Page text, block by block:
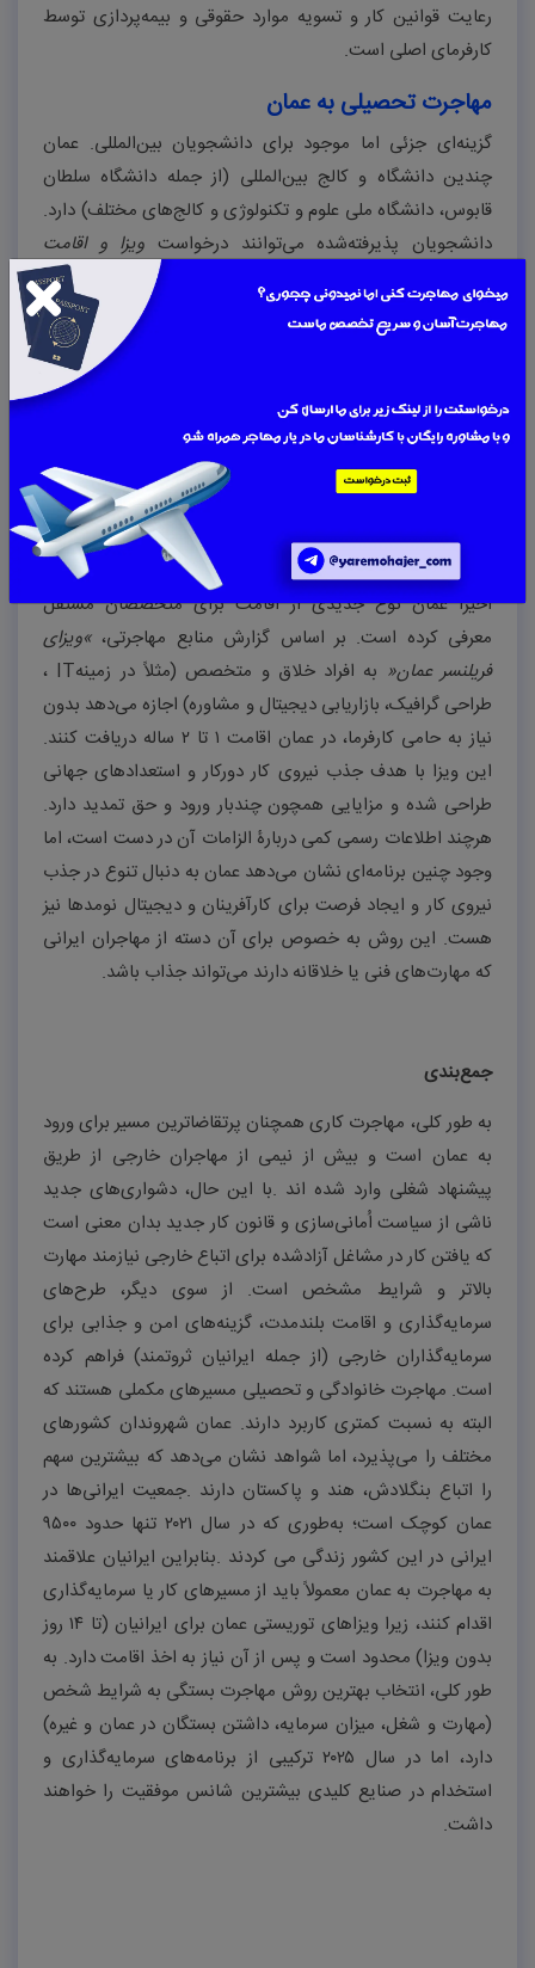
رعایت قوانین کار و تسویه موارد حقوقی و بیمه‌پردازی توسط
کارفرمای اصلی است.
مهاجرت تحصیلی به عمان
گزینه‌ای جزئی اما موجود برای دانشجویان بین‌المللی. عمان
چندین دانشگاه و کالج بین‌المللی (از جمله دانشگاه سلطان
قابوس، دانشگاه ملی علوم و تکنولوژی و کالج‌های مختلف) دارد.
دانشجویان پذیرفته‌شده می‌توانند درخواست ویزا و اقامت
دهند. به گفته دانشگاه ملی عمان، ویزای دانشجویی
معمولاً به مدت دو سال صادر می‌شود و هر دو سال قابل تمدید تا
زمان فارغ‌التحصیلی است
این ویزا صرفاً مجوز اقامت است و
اجازه کار تمام‌وقت نمی‌دهد؛ اما بورس‌ها و فرصت‌های علمی در
برخی رشته‌ها برای جذب دانشجوی مستعد فراهم است. باوجود
این، تحصیل در عمان تعداد کمی از مهاجران را شامل می‌شود و
در مقایسه با کشورهایی همچون امارات یا ترکیه کمتر
ویزای فریلنس/خوداشتغالی عمان
اخیراً عمان نوع جدیدی از اقامت برای متخصصان مستقل
معرفی کرده است. بر اساس گزارش منابع مهاجرتی، «ویزای
فریلنسر عمان» به افراد خلاق و متخصص (مثلاً در زمینهIT ،
طراحی گرافیک، بازاریابی دیجیتال و مشاوره) اجازه می‌دهد بدون
نیاز به حامی کارفرما، در عمان اقامت ۱ تا ۲ ساله دریافت کنند.
این ویزا با هدف جذب نیروی کار دورکار و استعدادهای جهانی
طراحی شده و مزایایی همچون چندبار ورود و حق تمدید دارد.
هرچند اطلاعات رسمی کمی دربارۀ الزامات آن در دست است، اما
وجود چنین برنامه‌ای نشان می‌دهد عمان به دنبال تنوع در جذب
نیروی کار و ایجاد فرصت برای کارآفرینان و دیجیتال نومدها نیز
هست. این روش به خصوص برای آن دسته از مهاجران ایرانی
که مهارت‌های فنی یا خلاقانه دارند می‌تواند جذاب باشد.
جمع‌بندی
به طور کلی، مهاجرت کاری همچنان پرتقاضاترین مسیر برای ورود
به عمان است و بیش از نیمی از مهاجران خارجی از طریق
پیشنهاد شغلی وارد شده اند .با این حال، دشواری‌های جدید
ناشی از سیاست اُمانی‌سازی و قانون کار جدید بدان معنی است
که یافتن کار در مشاغل آزادشده برای اتباع خارجی نیازمند مهارت
بالاتر و شرایط مشخص است. از سوی دیگر، طرح‌های
سرمایه‌گذاری و اقامت بلندمدت، گزینه‌‌های امن و جذابی برای
سرمایه‌گذاران خارجی (از جمله ایرانیان ثروتمند) فراهم کرده
است. مهاجرت خانوادگی و تحصیلی مسیرهای مکملی هستند که
البته به نسبت کمتری کاربرد دارند. عمان شهروندان کشورهای
مختلف را می‌پذیرد، اما شواهد نشان می‌دهد که بیشترین سهم
را اتباع بنگلادش، هند و پاکستان دارند .جمعیت ایرانی‌ها در
عمان کوچک است؛ به‌طوری که در سال ۲۰۲۱تنها حدود ۹۵۰۰
ایرانی در این کشور زندگی می کردند .بنابراین ایرانیان علاقمند
به مهاجرت به عمان معمولاً باید از مسیرهای کار یا سرمایه‌گذاری
اقدام کنند، زیرا ویزاهای توریستی عمان برای ایرانیان (تا ۱۴روز
بدون ویزا) محدود است و پس از آن نیاز به اخذ اقامت دارد. به
طور کلی، انتخاب بهترین روش مهاجرت بستگی به شرایط شخص
(مهارت و شغل، میزان سرمایه، داشتن بستگان در عمان و غیره)
دارد، اما در سال ۲۰۲۵ترکیبی از برنامه‌های سرمایه‌گذاری و
استخدام در صنایع کلیدی بیشترین شانس موفقیت را خواهند
داشت.